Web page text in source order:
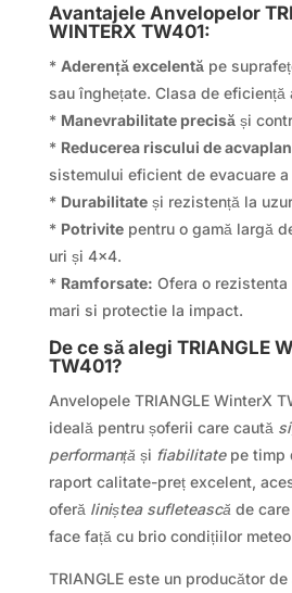
Avantajele Anvelopelor
WINTERX TW401:
* Aderență excelentăpe
sau înghețate. Clasa de eficiență
* Manevrabilitate precisăși
* Reducerea riscului de
sistemului eficient de evacuare a
* Durabilitateși rezistență la
* Potrivitepentru o gamă largă
uri și 4×4.
* Ramforsate: Ofera o
mari si protectie la impact.
De ce să alegi TRIANGLE
TW401?
Anvelopele TRIANGLE WinterX
ideală pentru șoferii care caută
performanță și fiabilitatepe timp
raport calitate-preț excelent,
oferă liniștea sufletească de
face față cu brio condițiilor
TRIANGLE este un producător